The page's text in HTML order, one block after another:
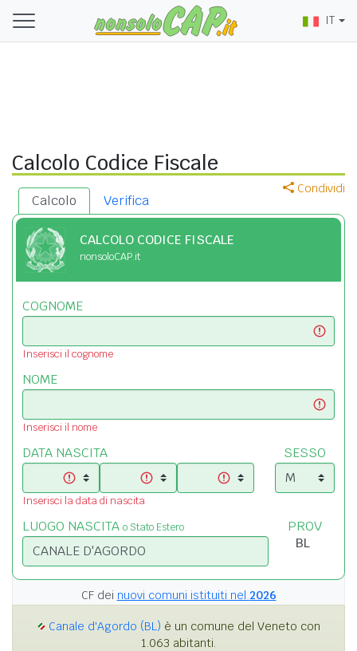
IT
Calcolo Codice Fiscale
Condividi
Calcolo Verifica
CALCOLO CODICE FISCALE
nonsoloCAP.it
COGNOME
Inserisci il cognome
NOME
Inserisci il nome
DATA NASCITA
Inserisci la data di nascita
SESSO
LUOGO NASCITA o Stato Estero PROV
CF dei nuovi comuni istituiti nel 2026
Canale d'Agordo (BL) è un comune del Veneto con
1.063 abitanti.